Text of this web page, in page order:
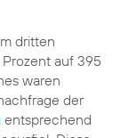
dritten
Prozent auf 395
waren
der
entsprechend